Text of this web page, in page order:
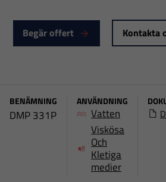
Begär offert Kontakta
BENÄMNING
DMP 331P
ANVÄNDNING
Vatten
Viskösa
Och
Kletiga
medier